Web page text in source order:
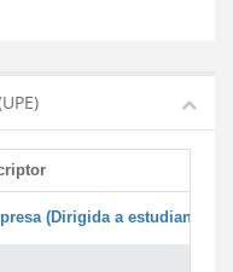
(Dirigida a estudiantes)